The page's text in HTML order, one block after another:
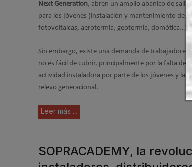
Next Generation, abren un amplio abanico de
para los jóvenes (instalación y mantenimiento de
fotovoltaicas, aerotermia, geotermia, domótica…).
Sin embargo, existe una demanda de trabajadores
no es fácil de cubrir, principalmente por la falta de
actividad instaladora por parte de los jóvenes y la
relevo generacional.
Leer más ...
SOPRACADEMY, la